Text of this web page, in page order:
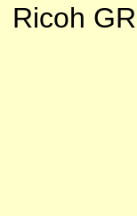
Ricoh